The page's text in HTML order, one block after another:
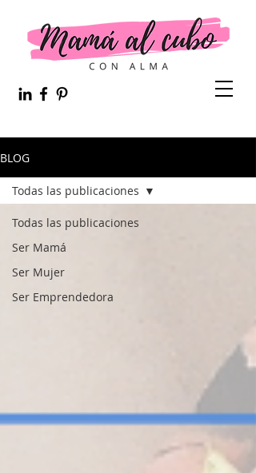
BLOG
Todas las publicaciones
Ser Mamá
Ser Mujer
Ser Emprendedora
Todas las publicaciones